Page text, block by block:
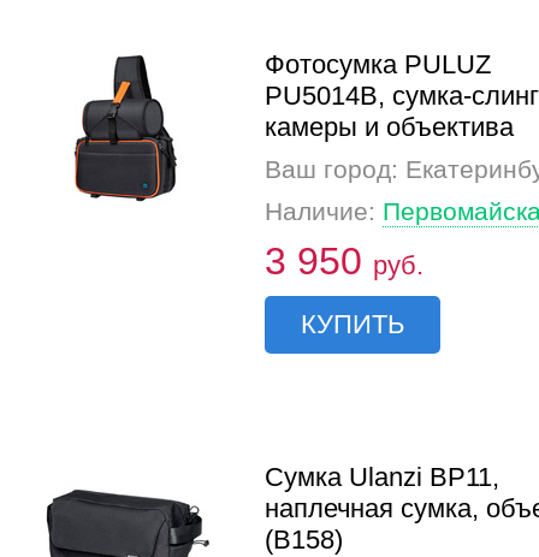
Фотосумка PULUZ
PU5014B, сумка-
камеры и объектива
Ваш город:
Наличие:
3 950 руб.
КУПИТЬ
Сумка Ulanzi BP11,
наплечная сумка,
(B158)